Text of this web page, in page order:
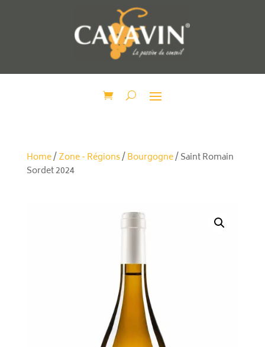
Home/Zone - Régions/Bourgogne/ Saint Romain
Sordet 2024